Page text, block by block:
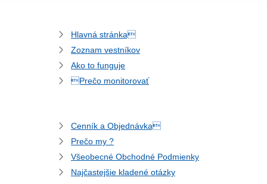
Hlavná stránka
Zoznam vestníkov
Ako to funguje
Prečo monitorovať
Cenník a Objednávka
Prečo my ?
Všeobecné Obchodné Podmienky
Najčastejšie kladené otázky